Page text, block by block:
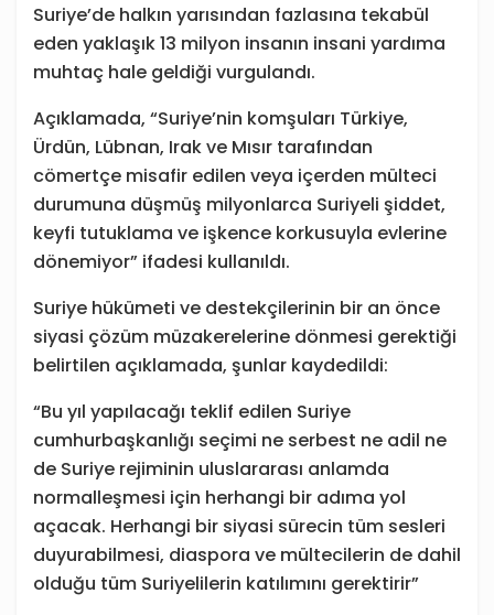
Suriye’de halkın yarısından fazlasına tekabül
eden yaklaşık 13 milyon insanın insani yardıma
muhtaç hale geldiği vurgulandı.
Açıklamada, “Suriye’nin komşuları Türkiye,
Ürdün, Lübnan, Irak ve Mısır tarafından
cömertçe misafir edilen veya içerden mülteci
durumuna düşmüş milyonlarca Suriyeli şiddet,
keyfi tutuklama ve işkence korkusuyla evlerine
dönemiyor” ifadesi kullanıldı.
Suriye hükümeti ve destekçilerinin bir an önce
siyasi çözüm müzakerelerine dönmesi gerektiği
belirtilen açıklamada, şunlar kaydedildi:
“Bu yıl yapılacağı teklif edilen Suriye
cumhurbaşkanlığı seçimi ne serbest ne adil ne
de Suriye rejiminin uluslararası anlamda
normalleşmesi için herhangi bir adıma yol
açacak. Herhangi bir siyasi sürecin tüm sesleri
duyurabilmesi, diaspora ve mültecilerin de dahil
olduğu tüm Suriyelilerin katılımını gerektirir”